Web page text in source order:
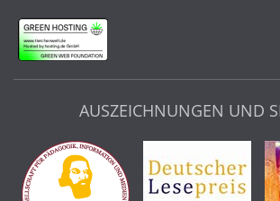
AUSZEICHNUNGEN UND